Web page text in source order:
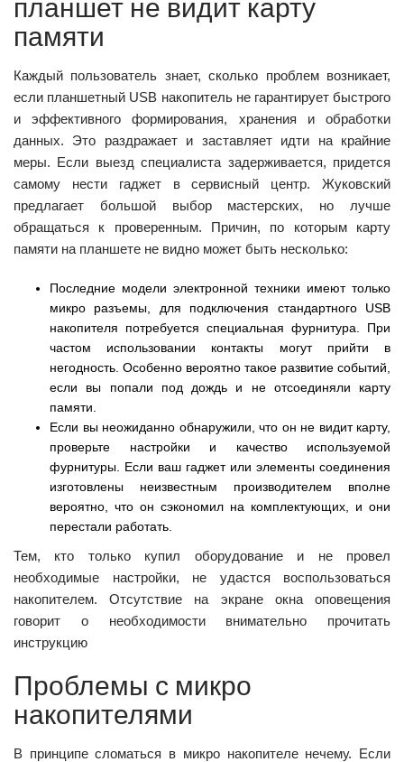
планшет не видит карту
памяти
Каждый пользователь знает, сколько проблем возникает,
если планшетный USB накопитель не гарантирует быстрого
и эффективного формирования, хранения и обработки
данных. Это раздражает и заставляет идти на крайние
меры. Если выезд специалиста задерживается, придется
самому нести гаджет в сервисный центр. Жуковский
предлагает большой выбор мастерских, но лучше
обращаться к проверенным. Причин, по которым карту
памяти на планшете не видно может быть несколько:
Последние модели электронной техники имеют только
микро разъемы, для подключения стандартного USB
накопителя потребуется специальная фурнитура. При
частом использовании контакты могут прийти в
негодность. Особенно вероятно такое развитие событий,
если вы попали под дождь и не отсоединяли карту
памяти.
Если вы неожиданно обнаружили, что он не видит карту,
проверьте настройки и качество используемой
фурнитуры. Если ваш гаджет или элементы соединения
изготовлены неизвестным производителем вполне
вероятно, что он сэкономил на комплектующих, и они
перестали работать.
Тем, кто только купил оборудование и не провел
необходимые настройки, не удастся воспользоваться
накопителем. Отсутствие на экране окна оповещения
говорит о необходимости внимательно прочитать
инструкцию
Проблемы с микро
накопителями
В принципе сломаться в микро накопителе нечему. Если